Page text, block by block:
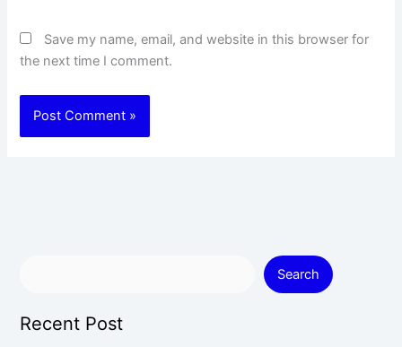
Save my name, email, and website in this browser for
the next time I comment.
Search
Recent Post